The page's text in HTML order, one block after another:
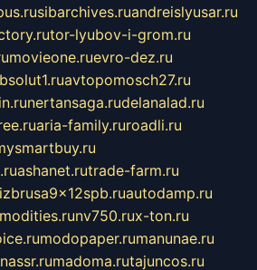
sibarchives.ruandreislyusar.ru
tor-lyubov-i-grom.ru
movieone.ruevro-dez.ru
avtopomosch27.ru
nertansaga.rudelanalad.ru
aria-family.ruroadli.ru
ashanet.rutrade-farm.ru
autodamp.ru
nv750.rux-ton.ru
modopaper.rumanunae.ru
madoma.rutajuncos.ru